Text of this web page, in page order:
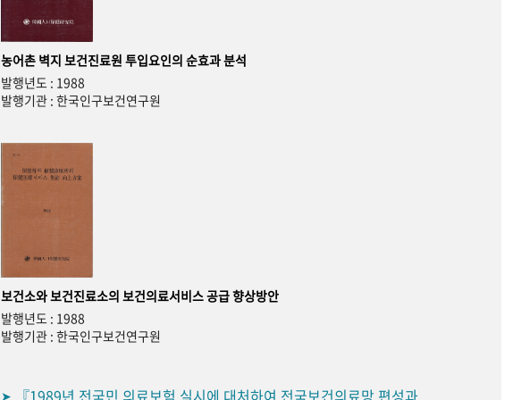
농어촌 벽지 보건진료원 투입요인의 순효과 분석
발행년도 : 1988
발행기관 : 한국인구보건연구원
보건소와 보건진료소의 보건의료서비스 공급 향상방안
발행년도 : 1988
발행기관 : 한국인구보건연구원
➤